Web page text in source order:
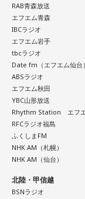
新曲はiTunes
のホールツアーは
2023年、オリジ
行配信したタイト
3度目の全国ツア
突き抜けたサウン
アバレンボー』を
を大きく上回る動
そして2025年秋
LAレコーディン
Strings』をリリ
うちに幕を閉じた
演を開催。大熱狂
ものとなった。
JAPANESE
Sundae May
平線 / スーパー登
The Slumbers /
CheChe / 月追う
ューまでスラス
ごと /
No.MEN / PAIL
されたい /
/ First Love is
Fluffy / BlueVeil /
HONEBONE /
カンドバッカー /
チョーキューメイ
Togoz / tonerico /
/ NEK! / ネ★ナイ
Club / パスピエ /
/ ピストン少女 /
FUJIBASE /
デー戦記 / フリー
PompadollS /
マイナー / MisiiN
ドロシー / 808 /
「KLP48」時代の
（土）・27日（日
CONCEPTS LIVE
す！
解説は、日本経済
アナウンサーの栗
RAB青森放送
エフエム青森
IBCラジオ
エフエム岩手
tbcラジオ
Date fm（エフエム仙台）
ABSラジオ
エフエム秋田
YBC山形放送
Rhythm Station エフ
RFCラジオ福島
ふくしまFM
NHK AM（札幌）
NHK AM（仙台）
北陸・甲信越
BSNラジオ